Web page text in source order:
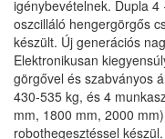
igénybevételnek. Dupla
oszcilláló hengergörgős
készült. Új generációs
Elektronikusan
görgővel és szabványos
430-535 kg, és 4
mm, 1800 mm, 2000
robothegesztéssel